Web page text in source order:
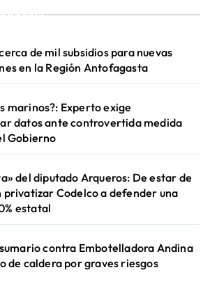
de mil subsidios para nuevas
en la Región Antofagasta
marinos?: Experto exige
datos ante controvertida medida
Gobierno
del diputado Arqueros: De estar de
privatizar Codelco a defender una
estatal
contra Embotelladora Andina
de caldera por graves riesgos